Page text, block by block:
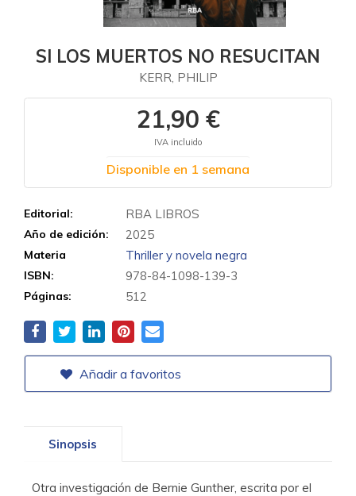
SI LOS MUERTOS NO RESUCITAN
KERR, PHILIP
21,90 €
IVA incluido
Disponible en 1 semana
Editorial: RBA LIBROS
Año de edición: 2025
Materia Thriller y novela negra
ISBN: 978-84-1098-139-3
Páginas: 512
Añadir a favoritos
Sinopsis
Otra investigación de Bernie Gunther, escrita por el